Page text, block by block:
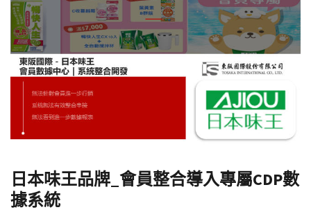
日本味王品牌_會員整合導入專屬CDP數
據系統